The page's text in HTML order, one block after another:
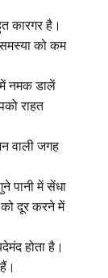
कारगर है।
को कम
नमक डालें
राहत
वाली जगह
पानी में सेंधा
दूर करने में
होता है।